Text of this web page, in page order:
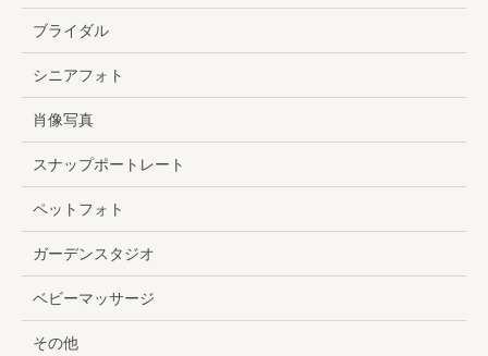
ブライダル
シニアフォト
肖像写真
スナップポートレート
ペットフォト
ガーデンスタジオ
ベビーマッサージ
その他